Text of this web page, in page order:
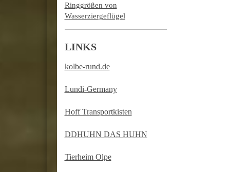
Ringgrößen von
Wasserziergeflügel
LINKS
kolbe-rund.de
Lundi-Germany
Hoff Transportkisten
DDHUHN DAS HUHN
Tierheim Olpe